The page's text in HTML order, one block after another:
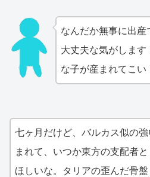
なんだか無事に出産
大丈夫な気がしま
な子が産まれてこい
七ヶ月だけど、バルカス似の
まれて、いつか東方の支配者
ほしいな。タリアの歪んだ骨